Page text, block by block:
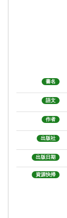
書名
語文
作者
出版社
出版日期
資源快掃